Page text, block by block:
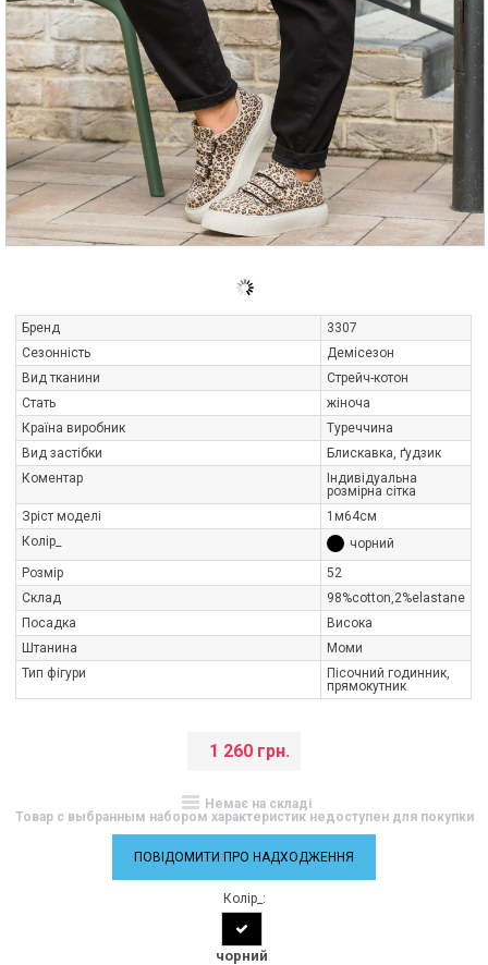
Бренд
3307
Сезонність
Демісезон
Вид тканини
Стрейч-котон
Стать
жіноча
Країна виробник
Туреччина
Вид застібки
Блискавка, ґудзик
Коментар
Індивідуальна
розмірна сітка
Зріст моделі
1м64см
Колір_
чорний
Розмір
52
Склад
98%cotton,2%elastane
Посадка
Висока
Штанина
Моми
Тип фігури
Пісочний годинник,
прямокутник
1 260 грн.
Немає на складі
Товар с выбранным набором характеристик недоступен для покупки
ПОВІДОМИТИ ПРО НАДХОДЖЕННЯ
Колір_:
чорний